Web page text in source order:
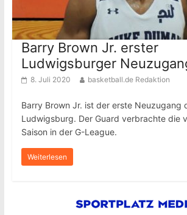
Barry Brown Jr. erster
Ludwigsburger
8. Juli 2020 basketball.de Redaktion
Barry Brown Jr. ist der erste Neuzugang
Ludwigsburg. Der Guard verbrachte die
Saison in der G-League.
Weiterlesen